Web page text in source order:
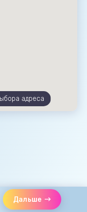
адреса
Дальше